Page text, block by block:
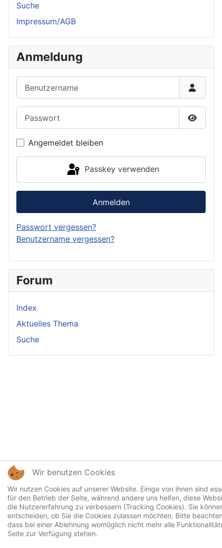
Suche
Impressum/AGB
Anmeldung
Angemeldet bleiben
Passkey verwenden
Anmelden
Passwort vergessen?
Benutzername vergessen?
Forum
Index
Aktuelles Thema
Suche
Wir benutzen Cookies
Wir nutzen Cookies auf unserer Website. Einige von ihnen sind
für den Betrieb der Seite, während andere uns helfen, diese
die Nutzererfahrung zu verbessern (Tracking Cookies). Sie
entscheiden, ob Sie die Cookies zulassen möchten. Bitte
dass bei einer Ablehnung womöglich nicht mehr alle
Seite zur Verfügung stehen.